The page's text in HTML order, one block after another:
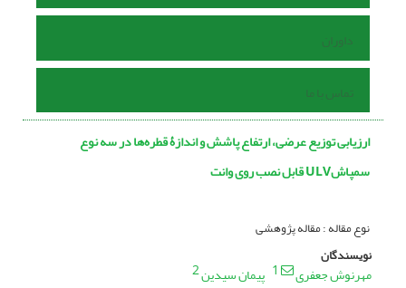
داوران
تماس با ما
ارزیابی توزیع عرضی، ارتفاع پاشش و اندازۀ قطره‌ها در سه نوع
سمپاشULV قابل نصب روی وانت
نوع مقاله : مقاله پژوهشی
نویسندگان
مهرنوش جعفری 1 پیمان سیدین2